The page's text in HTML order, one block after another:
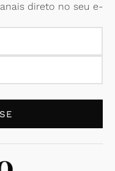
direto no seu e-